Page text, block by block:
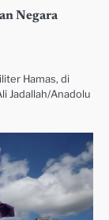
Negara
Hamas, di
Jadallah/Anadolu